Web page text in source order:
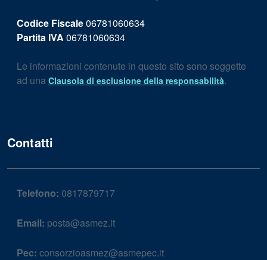
Codice Fiscale06781060634
Partita IVA 06781060634
Le informazioni contenute in questo sito sono soggette
ad una Clausola di esclusione della responsabilità.
Contatti
Telefono: 0817879717
Email: posta@asmez.it
Pec: consorzioasmez@asmepec.it